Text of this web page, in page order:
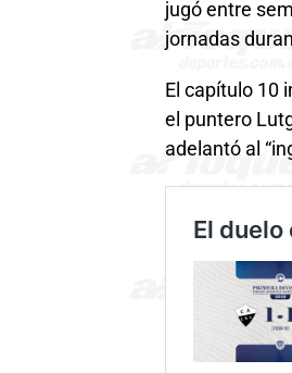
jugó entre
jornadas
El capítulo 10
el puntero
adelantó al